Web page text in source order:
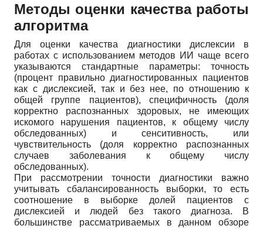
Методы оценки качества работы
алгоритма
Для оценки качества диагностики дислексии в
работах с использованием методов ИИ чаще всего
указываются стандартные параметры: точность
(процент правильно диагностированных пациентов
как с дислексией, так и без нее, по отношению к
общей группе пациентов), специфичность (доля
корректно распознанных здоровых, не имеющих
искомого нарушения пациентов, к общему числу
обследованных) и сенситивность, или
чувствительность (доля корректно распознанных
случаев заболевания к общему числу
обследованных).
При рассмотрении точности диагностики важно
учитывать сбалансированность выборки, то есть
соотношение в выборке долей пациентов с
дислексией и людей без такого диагноза. В
большинстве рассматриваемых в данном обзоре